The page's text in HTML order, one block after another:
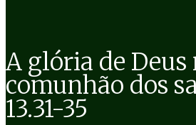
A glória de Deus
comunhão dos
13.31-35